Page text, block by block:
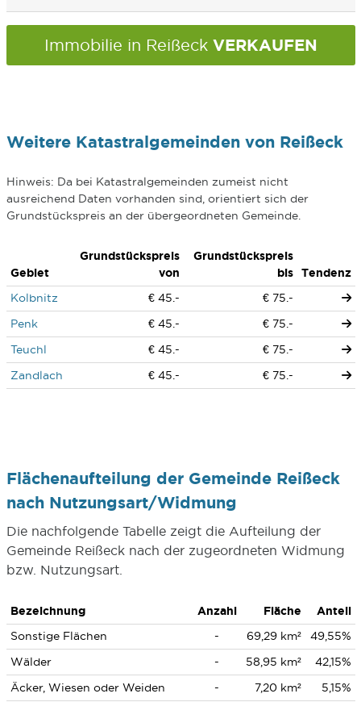
Immobilie in Reißeck VERKAUFEN
Weitere Katastralgemeinden von Reißeck
Hinweis: Da bei Katastralgemeinden zumeist nicht
ausreichend Daten vorhanden sind, orientiert sich der
Grundstückspreis an der übergeordneten Gemeinde.
Gebiet
Grundstückspreis
von
Grundstückspreis
bis
Tendenz
Kolbnitz
€ 45.-
€ 75.-
Penk
€ 45.-
€ 75.-
Teuchl
€ 45.-
€ 75.-
Zandlach
€ 45.- € 75.-
Flächenaufteilung der Gemeinde Reißeck
nach Nutzungsart/Widmung
Die nachfolgende Tabelle zeigt die Aufteilung der
Gemeinde Reißeck nach der zugeordneten Widmung
bzw. Nutzungsart.
Bezeichnung Anzahl Fläche
Anteil
Sonstige Flächen
- 69,29 km²
49,55%
Wälder
- 58,95 km²
42,15%
Äcker, Wiesen oder Weiden
- 7,20 km² 5,15%